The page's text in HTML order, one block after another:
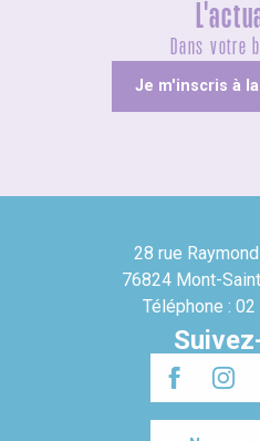
Dans votre
Je m'inscris à
28 rue
76824 Mont-
Téléphone :